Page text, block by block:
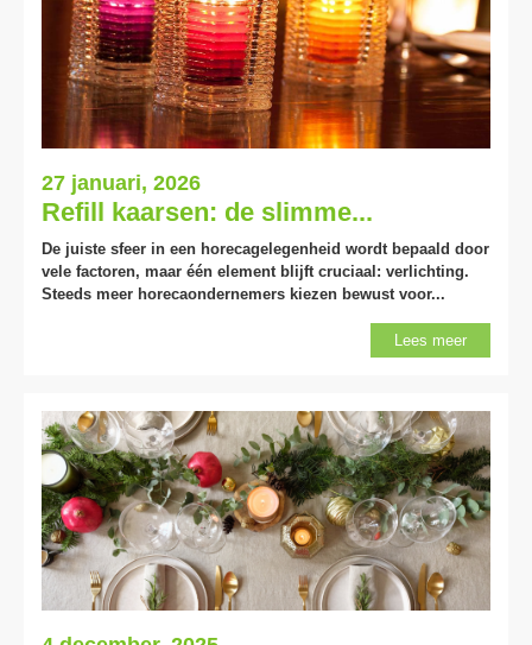
27 januari, 2026
Refill kaarsen: de slimme...
De juiste sfeer in een horecagelegenheid wordt bepaald door
vele factoren, maar één element blijft cruciaal: verlichting.
Steeds meer horecaondernemers kiezen bewust voor...
Lees meer